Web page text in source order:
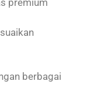
premium
berbagai